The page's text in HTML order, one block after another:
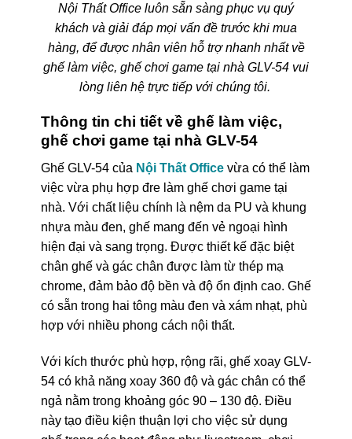
Nội Thất Office luôn sẵn sàng phục vụ quý
khách và giải đáp mọi vấn đề trước khi mua
hàng, để được nhân viên hỗ trợ nhanh nhất về
ghế làm việc, ghế chơi game tại nhà GLV-54 vui
lòng liên hệ trực tiếp với chúng tôi.
Thông tin chi tiết về ghế làm việc,
ghế chơi game tại nhà GLV-54
Ghế GLV-54 của Nội Thất Officevừa có thể làm
việc vừa phụ hợp đre làm ghế chơi game tại
nhà. Với chất liệu chính là nệm da PU và khung
nhựa màu đen, ghế mang đến vẻ ngoại hình
hiện đại và sang trọng. Được thiết kế đặc biệt
chân ghế và gác chân được làm từ thép mạ
chrome, đảm bảo độ bền và độ ổn định cao. Ghế
có sẵn trong hai tông màu đen và xám nhạt, phù
hợp với nhiều phong cách nội thất.
Với kích thước phù hợp, rộng rãi, ghế xoay GLV-
54 có khả năng xoay 360 độ và gác chân có thể
ngả nằm trong khoảng góc 90 – 130 độ. Điều
này tạo điều kiện thuận lợi cho việc sử dụng